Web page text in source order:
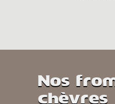
Nos
chèvres